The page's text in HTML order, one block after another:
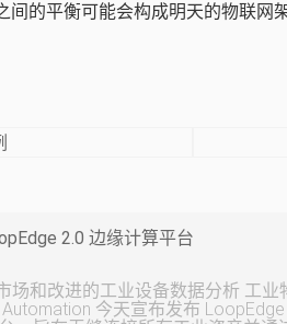
间的平衡可能会构成明天的物联网
2.0 边缘计算平台
改进的工业设备数据分析 工业物联
今天宣布发布 LoopEdge